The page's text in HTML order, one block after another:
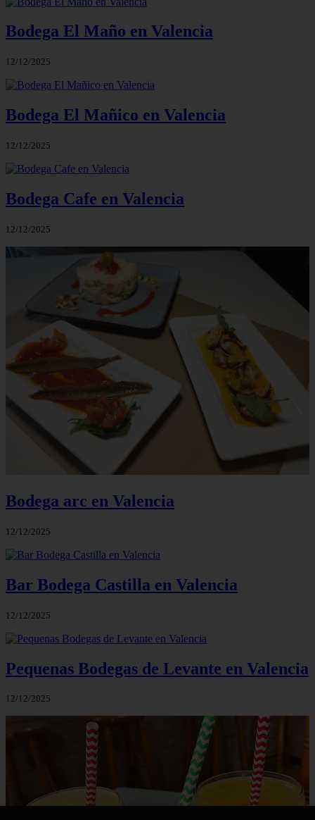
Bodega El Maño en Valencia
12/12/2025
Bodega El Mañico en Valencia
12/12/2025
Bodega Cafe en Valencia
12/12/2025
Bodega arc en Valencia
12/12/2025
Bar Bodega Castilla en Valencia
12/12/2025
Pequenas Bodegas de Levante en Valencia
12/12/2025